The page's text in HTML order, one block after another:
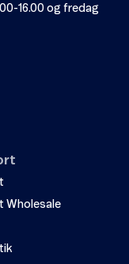
16.00 og fredag
Wholesale